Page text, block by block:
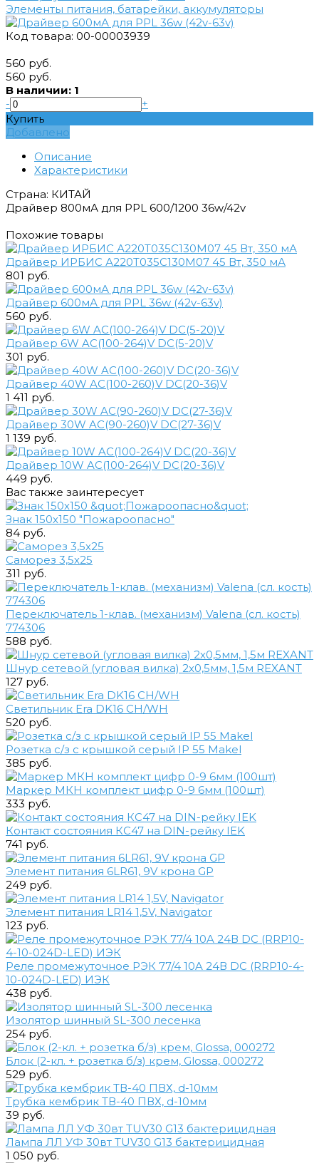
Элементы питания, батарейки, аккумуляторы
Код товара: 00-00003939
560 руб.
560 руб.
В наличии: 1
-
+
Купить
Добавлено
Описание
Характеристики
Страна: КИТАЙ
Драйвер 800мА для PPL 600/1200 36w/42v
Похожие товары
Драйвер ИРБИС А220Т035С130М07 45 Вт, 350 мА
801 руб.
Драйвер 600мА для PPL 36w (42v-63v)
560 руб.
Драйвер 6W AC(100-264)V DC(5-20)V
301 руб.
Драйвер 40W AC(100-260)V DC(20-36)V
1 411 руб.
Драйвер 30W AC(90-260)V DC(27-36)V
1 139 руб.
Драйвер 10W AC(100-264)V DC(20-36)V
449 руб.
Вас также заинтересует
Знак 150х150 "Пожароопасно"
84 руб.
Саморез 3,5х25
311 руб.
Переключатель 1-клав. (механизм) Valena (сл. кость)
774306
588 руб.
Шнур сетевой (угловая вилка) 2х0,5мм, 1,5м REXANT
127 руб.
Светильник Era DK16 CH/WH
520 руб.
Розетка с/з с крышкой серый IP 55 Makel
385 руб.
Маркер МКН комплект цифр 0-9 6мм (100шт)
333 руб.
Контакт состояния КС47 на DIN-рейку IEK
741 руб.
Элемент питания 6LR61, 9V крона GP
249 руб.
Элемент питания LR14 1,5V, Navigator
123 руб.
Реле промежуточное РЭК 77/4 10A 24В DC (RRP10-4-
10-024D-LED) ИЭК
438 руб.
Изолятор шинный SL-300 лесенка
254 руб.
Блок (2-кл. + розетка б/з) крем, Glossa, 000272
529 руб.
Трубка кембрик ТВ-40 ПВХ, d-10мм
39 руб.
Лампа ЛЛ УФ 30вт TUV30 G13 бактерицидная
1 050 руб.